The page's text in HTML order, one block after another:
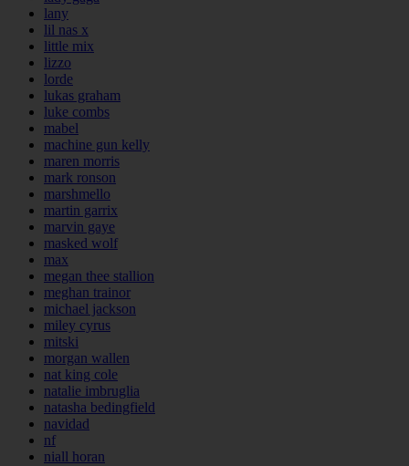
lany
lil nas x
little mix
lizzo
lorde
lukas graham
luke combs
mabel
machine gun kelly
maren morris
mark ronson
marshmello
martin garrix
marvin gaye
masked wolf
max
megan thee stallion
meghan trainor
michael jackson
miley cyrus
mitski
morgan wallen
nat king cole
natalie imbruglia
natasha bedingfield
navidad
nf
niall horan